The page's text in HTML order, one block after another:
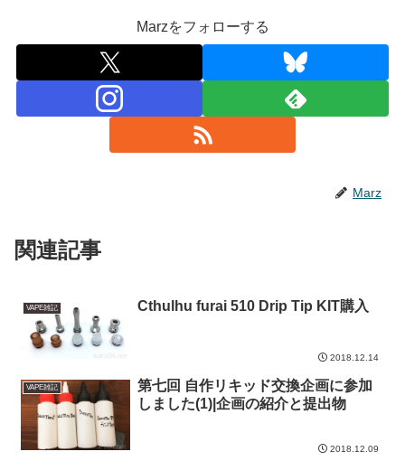
Marzをフォローする
Marz
関連記事
VAPE雑記 Cthulhu furai 510 Drip Tip KIT購入
2018.12.14
VAPE雑記
第七回 自作リキッド交換企画に参加
しました(1)|企画の紹介と提出物
2018.12.09